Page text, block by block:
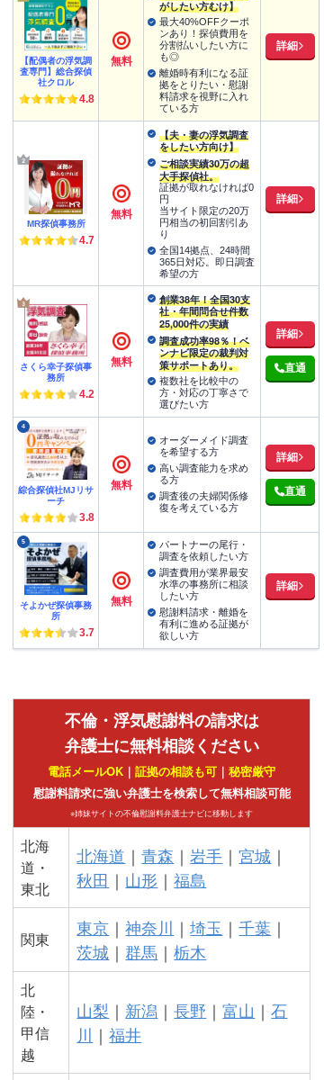
【配偶者の浮気調
査専門】総合探偵
社クロル
4.8
無料
がしたい方むけ】
最大40%OFFクーポ
ンあり！探偵費用を
分割払いしたい方に
も◎
離婚時有利になる証
拠をとりたい・慰謝
料請求を視野に入れ
ている方
詳細
MR探偵事務所
4.7
無料
【夫・妻の浮気調査
をしたい方向け】
ご相談実績30万の超
大手探偵社。
証拠が取れなければ0
円
当サイト限定の20万
円相当の初回割引あ
り
全国14拠点、24時間
365日対応。即日調査
希望の方
詳細
さくら幸子探偵事
務所
4.2
無料
創業38年！全国30支
社・年間問合せ件数
25,000件の実績
調査成功率98％！ベ
ンナビ限定の裁判対
策サポートあり。
複数社を比較中の
方・対応の丁寧さで
選びたい方
詳細
直通
4
綜合探偵社MJリサ
ーチ
3.8
無料
オーダーメイド調査
を希望する方
高い調査能力を求め
る方
調査後の夫婦関係修
復を考えている方
詳細
直通
5
そよかぜ探偵事務
所
3.7
無料
パートナーの尾行・
調査を依頼したい方
調査費用が業界最安
水準の事務所に相談
したい方
慰謝料請求・離婚を
有利に進める証拠が
欲しい方
詳細
不倫・浮気慰謝料の請求は
弁護士に無料相談ください
電話メールOK ｜証拠の相談も可 ｜秘密厳守
慰謝料請求に強い弁護士を検索して無料相談可能
※姉妹サイトの不倫慰謝料弁護士ナビに移動します
北海
道・
東北
北海道 ｜青森 ｜岩手 ｜宮城 ｜
秋田 ｜ 山形 ｜福島
関東
東京 ｜神奈川 ｜埼玉 ｜千葉 ｜
茨城 ｜ 群馬 ｜栃木
北
陸・
甲信
越
山梨 ｜ 新潟 ｜長野 ｜富山 ｜石
川 ｜福井